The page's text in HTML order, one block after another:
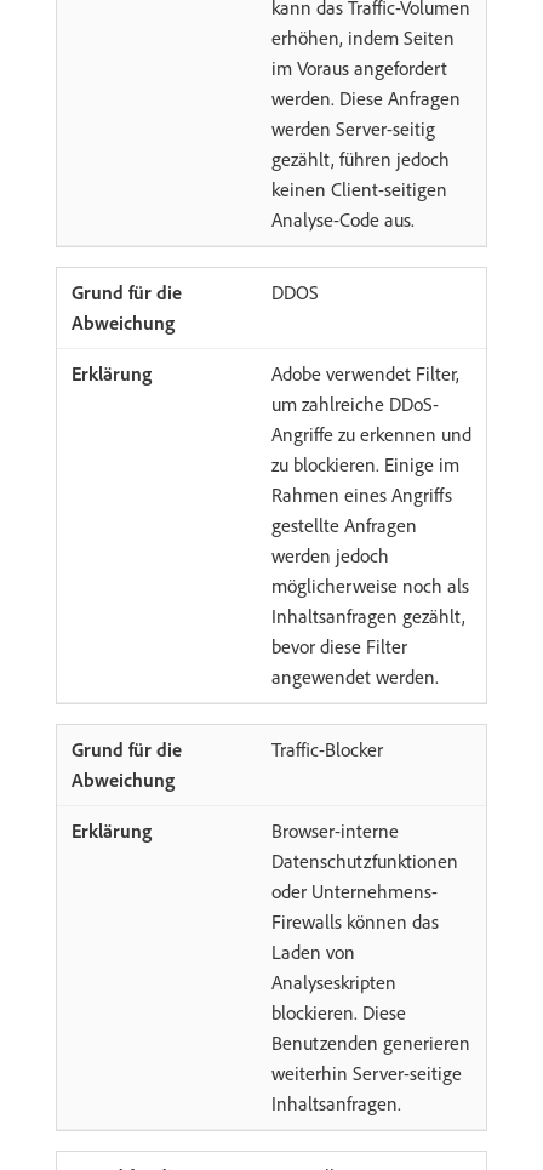
kann das Traffic-Volumen
erhöhen, indem Seiten
im Voraus angefordert
werden. Diese Anfragen
werden Server-seitig
gezählt, führen jedoch
keinen Client-seitigen
Analyse-Code aus.
DDOS
Adobe verwendet Filter,
um zahlreiche DDoS-
Angriffe zu erkennen und
zu blockieren. Einige im
Rahmen eines Angriffs
gestellte Anfragen
werden jedoch
möglicherweise noch als
Inhaltsanfragen gezählt,
bevor diese Filter
angewendet werden.
Traffic-Blocker
Browser-interne
Datenschutzfunktionen
oder Unternehmens-
Firewalls können das
Laden von
Analyseskripten
blockieren. Diese
Benutzenden generieren
weiterhin Server-seitige
Inhaltsanfragen.